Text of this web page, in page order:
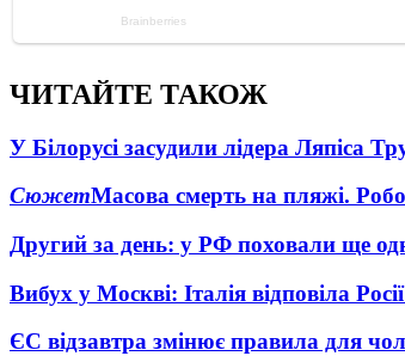
ЧИТАЙТЕ ТАКОЖ
У Білорусі засудили лідера Ляпіса
СюжетМасова смерть на пляжі.
Другий за день: у РФ поховали ще
Вибух у Москві: Італія відповіла
ЄС відзавтра змінює правила для